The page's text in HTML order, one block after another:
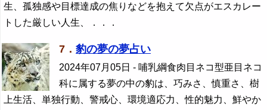
生、孤独感や目標達成の焦りなどを抱えて欠点がエスカレー
トした厳しい人生、．．．
7． 豹の夢の夢占い
2024年07月05日 - 哺乳綱食肉目ネコ型亜目ネコ
科に属する夢の中の豹は、巧みさ、慎重さ、樹
上生活、単独行動、警戒心、環境適応力、性的魅力、鮮やか